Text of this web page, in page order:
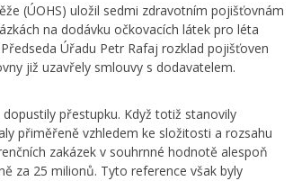
(ÚOHS) uložil sedmi zdravotním pojišťovnám
na dodávku očkovacích látek pro léta
Úřadu Petr Rafaj rozklad pojišťoven
již uzavřely smlouvy s dodavatelem.
přestupku. Když totiž stanovily
přiměřeně vzhledem ke složitosti a rozsahu
zakázek v souhrnné hodnotě alespoň
za 25 milionů. Tyto reference však byly